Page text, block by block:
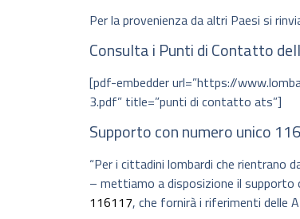
Per la provenienza da altri Paesi si
Consulta i Punti di Contatto
[pdf-embedder url=”https://
3.pdf” title=”punti di contatto ats”]
Supporto con numero unico
“Per i cittadini lombardi che rientrano
– mettiamo a disposizione il
116117, che fornirà i riferimenti delle